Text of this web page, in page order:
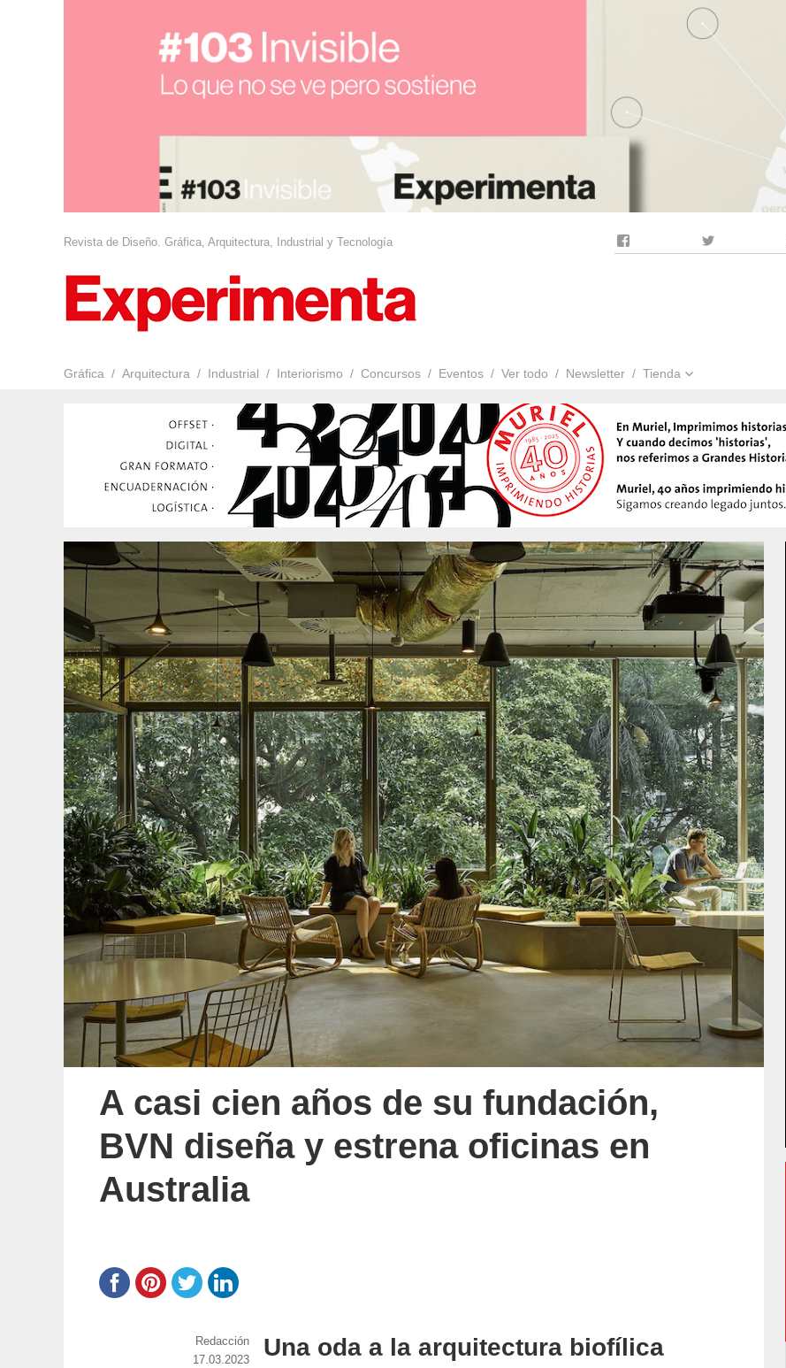
Revista de Diseño. Gráfica, Arquitectura, Industrial y Tecnología
Gráfica Arquitectura Industrial Interiorismo Concursos Eventos Ver todo Newsletter Tienda
A casi cien años de su fundación,
BVN diseña y estrena oficinas en
Australia
Una oda a la arquitectura biofílica
https://www.experimenta.es/author/redaccion/
Redacción
Publicado
17.03.2023